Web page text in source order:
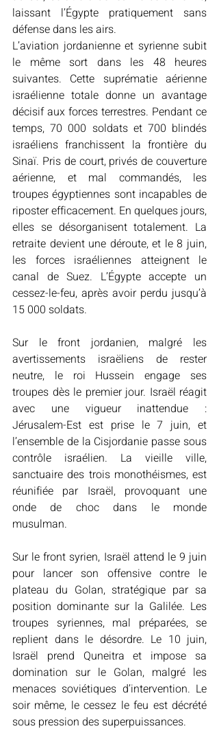
laissant l’Égypte pratiquement sans
défense dans les airs.
L’aviation jordanienne et syrienne subit
le même sort dans les 48 heures
suivantes. Cette suprématie aérienne
israélienne totale donne un avantage
décisif aux forces terrestres. Pendant ce
temps, 70 000 soldats et 700 blindés
israéliens franchissent la frontière du
Sinaï. Pris de court, privés de couverture
aérienne, et mal commandés, les
troupes égyptiennes sont incapables de
riposter efficacement. En quelques jours,
elles se désorganisent totalement. La
retraite devient une déroute, et le 8 juin,
les forces israéliennes atteignent le
canal de Suez. L’Égypte accepte un
cessez-le-feu, après avoir perdu jusqu’à
15 000 soldats.
Sur le front jordanien, malgré les
avertissements israëliens de rester
neutre, le roi Hussein engage ses
troupes dès le premier jour. Israël réagit
avec une vigueur inattendue :
Jérusalem-Est est prise le 7 juin, et
l’ensemble de la Cisjordanie passe sous
contrôle israélien. La vieille ville,
sanctuaire des trois monothéismes, est
réunifiée par Israël, provoquant une
onde de choc dans le monde
musulman.
Sur le front syrien, Israël attend le 9 juin
pour lancer son offensive contre le
plateau du Golan, stratégique par sa
position dominante sur la Galilée. Les
troupes syriennes, mal préparées, se
replient dans le désordre. Le 10 juin,
Israël prend Quneitra et impose sa
domination sur le Golan, malgré les
menaces soviétiques d’intervention. Le
soir même, le cessez le feu est décrété
sous pression des superpuissances.